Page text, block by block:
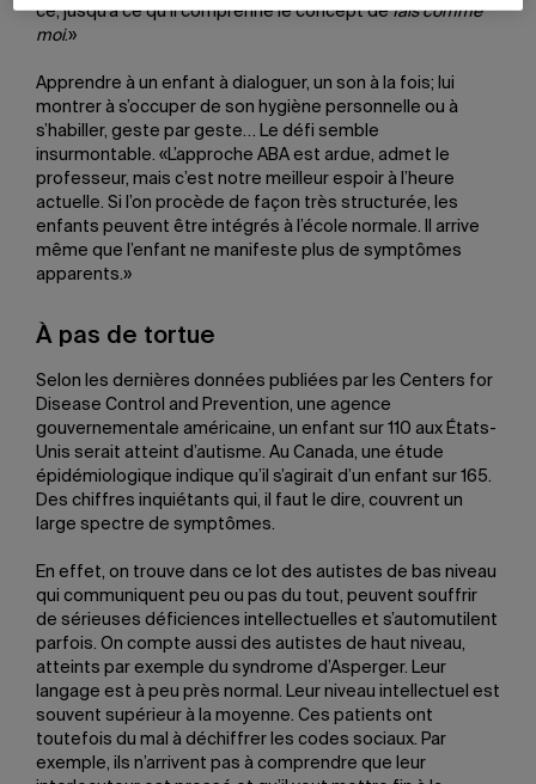
ce, jusqu’à ce qu’il comprenne le concept defais comme
moi.»
Apprendre à un enfant à dialoguer, un son à la fois; lui
montrer à s’occuper de son hygiène personnelle ou à
s’habiller, geste par geste… Le défi semble
insurmontable. «L’approche ABA est ardue, admet le
professeur, mais c’est notre meilleur espoir à l’heure
actuelle. Si l’on procède de façon très structurée, les
enfants peuvent être intégrés à l’école normale. Il arrive
même que l’enfant ne manifeste plus de symptômes
apparents.»
À pas de tortue
Selon les dernières données publiées par les Centers for
Disease Control and Prevention, une agence
gouvernementale américaine, un enfant sur 110 aux États-
Unis serait atteint d’autisme. Au Canada, une étude
épidémiologique indique qu’il s’agirait d’un enfant sur 165.
Des chiffres inquiétants qui, il faut le dire, couvrent un
large spectre de symptômes.
En effet, on trouve dans ce lot des autistes de bas niveau
qui communiquent peu ou pas du tout, peuvent souffrir
de sérieuses déficiences intellectuelles et s’automutilent
parfois. On compte aussi des autistes de haut niveau,
atteints par exemple du syndrome d’Asperger. Leur
langage est à peu près normal. Leur niveau intellectuel est
souvent supérieur à la moyenne. Ces patients ont
toutefois du mal à déchiffrer les codes sociaux. Par
exemple, ils n’arrivent pas à comprendre que leur